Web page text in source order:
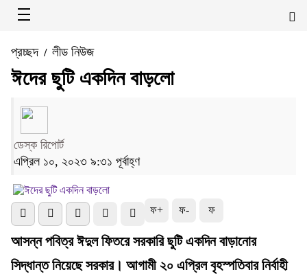
প্রচ্ছদ/ লীড নিউজ
ঈদের ছুটি একদিন বাড়লো
ডেস্ক রিপোর্ট
এপ্রিল ১০, ২০২৩ ৯:৩১ পূর্বাহ্ণ
ফ+ ফ- ফ
আসন্ন পবিত্র ঈদুল ফিতরে সরকারি ছুটি একদিন বাড়ানোর
সিদ্ধান্ত নিয়েছে সরকার। আগামী ২০ এপ্রিল বৃহস্পতিবার নির্বাহী